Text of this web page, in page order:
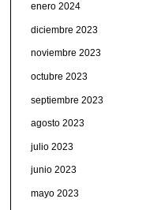
enero 2024
diciembre 2023
noviembre 2023
octubre 2023
septiembre 2023
agosto 2023
julio 2023
junio 2023
mayo 2023